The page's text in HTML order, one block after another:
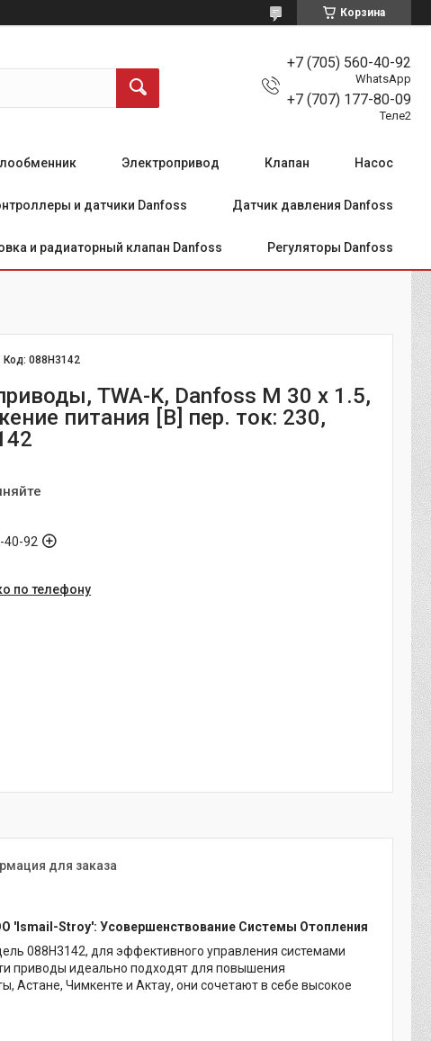
Корзина
+7 (705) 560-40-92
WhatsApp
+7 (707) 177-80-09
Теле2
Электропривод Клапан Насос
и датчики Danfoss Датчик давления Danfoss
и радиаторный клапан Danfoss Регуляторы Danfoss
Код:088H3142
TWA-K, Danfoss M 30 x 1.5,
питания [В] пер. ток: 230,
40-92
по телефону
для заказа
'Ismail-Stroy': Усовершенствование Системы Отопления
088H3142, для эффективного управления системами
приводы идеально подходят для повышения
Астане, Чимкенте и Актау, они сочетают в себе высокое